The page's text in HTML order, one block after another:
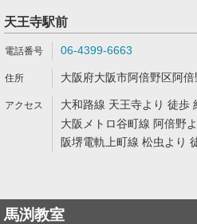
天王寺駅前
06-4399-6663
大阪府大阪市阿倍野区阿
大和路線 天王寺より 徒歩
大阪メトロ谷町線 阿倍野
阪堺電軌上町線 松虫より
馬渕教室